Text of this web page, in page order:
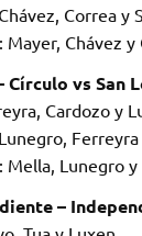
Correa y
Chávez y
Círculo vs San
Cardozo y
Mella, Lunegro
–